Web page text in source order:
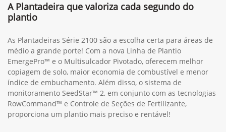
A Plantadeira que valoriza cada segundo do
plantio
As Plantadeiras Série 2100 são a escolha certa para áreas de
médio a grande porte! Com a nova Linha de Plantio
EmergePro™ e o Multisulcador Pivotado, oferecem melhor
copiagem de solo, maior economia de combustível e menor
índice de embuchamento. Além disso, o sistema de
monitoramento SeedStar™ 2, em conjunto com as tecnologias
RowCommand™ e Controle de Seções de Fertilizante,
proporciona um plantio mais preciso e rentável!